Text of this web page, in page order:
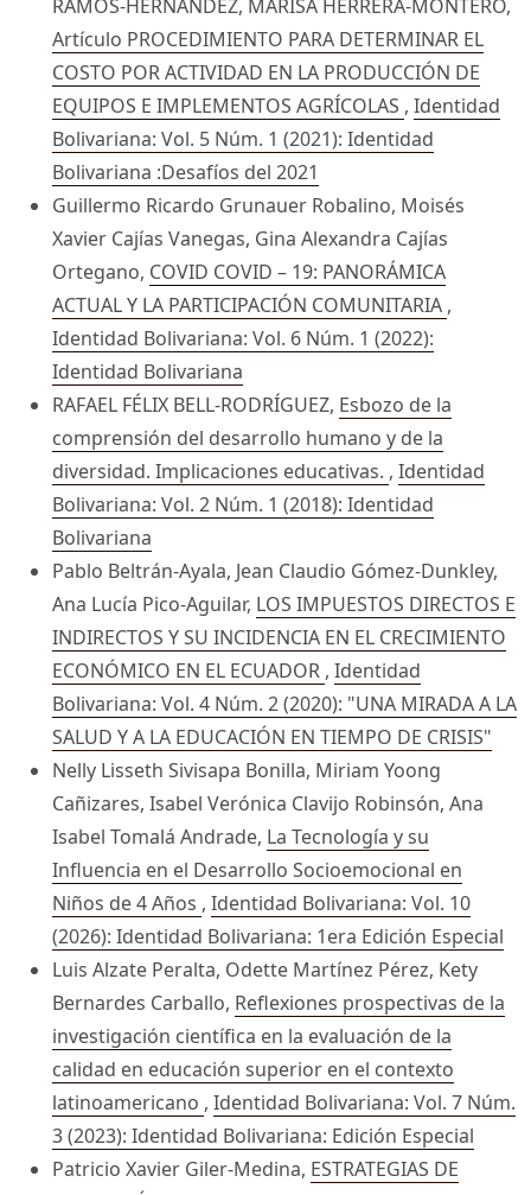
RAMOS-HERNANDEZ, MARISA HERRERA-MONTERO,
Artículo PROCEDIMIENTO PARA DETERMINAR EL
COSTO POR ACTIVIDAD EN LA PRODUCCIÓN DE
EQUIPOS E IMPLEMENTOS AGRÍCOLAS , Identidad
Bolivariana: Vol. 5 Núm. 1 (2021): Identidad
Bolivariana :Desafíos del 2021
Guillermo Ricardo Grunauer Robalino, Moisés
Xavier Cajías Vanegas, Gina Alexandra Cajías
Ortegano, COVID COVID – 19: PANORÁMICA
ACTUAL Y LA PARTICIPACIÓN COMUNITARIA ,
Identidad Bolivariana: Vol. 6 Núm. 1 (2022):
Identidad Bolivariana
RAFAEL FÉLIX BELL-RODRÍGUEZ, Esbozo de la
comprensión del desarrollo humano y de la
diversidad. Implicaciones educativas. , Identidad
Bolivariana: Vol. 2 Núm. 1 (2018): Identidad
Bolivariana
Pablo Beltrán-Ayala, Jean Claudio Gómez-Dunkley,
Ana Lucía Pico-Aguilar, LOS IMPUESTOS DIRECTOS E
INDIRECTOS Y SU INCIDENCIA EN EL CRECIMIENTO
ECONÓMICO EN EL ECUADOR , Identidad
Bolivariana: Vol. 4 Núm. 2 (2020): "UNA MIRADA A LA
SALUD Y A LA EDUCACIÓN EN TIEMPO DE CRISIS"
Nelly Lisseth Sivisapa Bonilla, Miriam Yoong
Cañizares, Isabel Verónica Clavijo Robinsón, Ana
Isabel Tomalá Andrade, La Tecnología y su
Influencia en el Desarrollo Socioemocional en
Niños de 4 Años , Identidad Bolivariana: Vol. 10
(2026): Identidad Bolivariana: 1era Edición Especial
Luis Alzate Peralta, Odette Martínez Pérez, Kety
Bernardes Carballo, Reflexiones prospectivas de la
investigación científica en la evaluación de la
calidad en educación superior en el contexto
latinoamericano , Identidad Bolivariana: Vol. 7 Núm.
3 (2023): Identidad Bolivariana: Edición Especial
Patricio Xavier Giler-Medina, ESTRATEGIAS DE